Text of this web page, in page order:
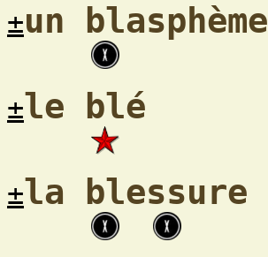
±un blasphème
±le blé
±la blessure